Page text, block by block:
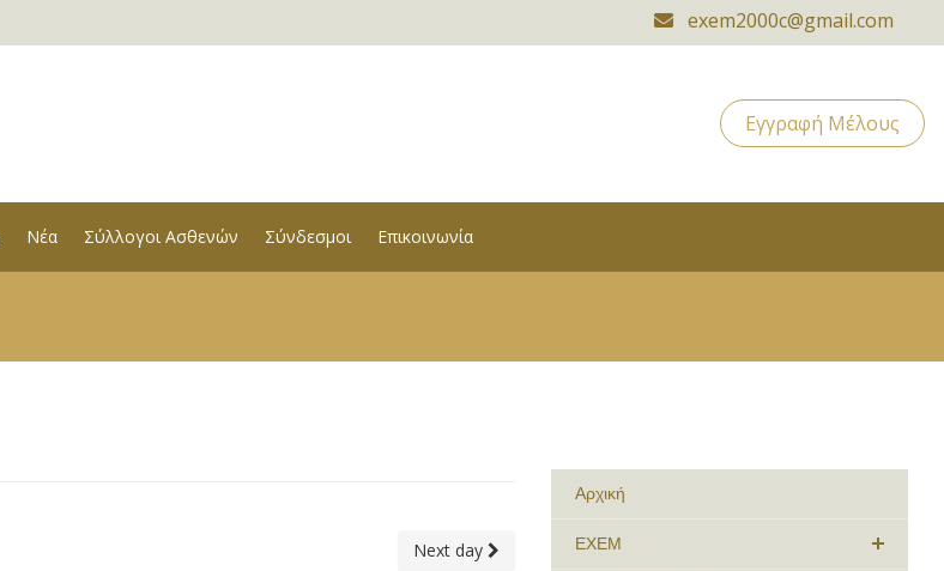
exem2000c@gmail.com
Εγγραφή Μέλους
Νέα Σύλλογοι Ασθενών Σύνδεσμοι Επικοινωνία
Next day
Αρχική
ΕΧΕΜ